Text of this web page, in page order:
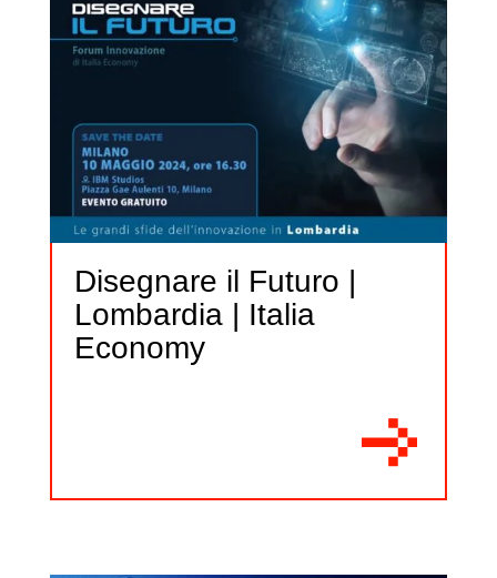
Disegnare il Futuro |
Lombardia | Italia
Economy